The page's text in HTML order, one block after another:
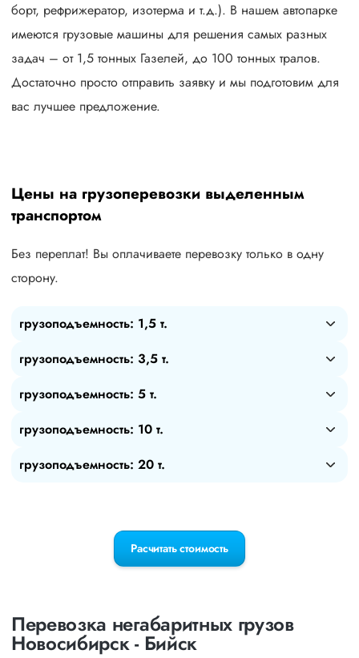
борт, рефрижератор, изотерма и т.д.). В нашем автопарке
имеются грузовые машины для решения самых разных
задач – от 1,5 тонных Газелей, до 100 тонных тралов.
Достаточно просто отправить заявку и мы подготовим для
вас лучшее предложение.
Цены на грузоперевозки выделенным
транспортом
Без переплат! Вы оплачиваете перевозку только в одну
сторону.
грузоподъемность: 1,5 т.
грузоподъемность: 3,5 т.
грузоподъемность: 5 т.
грузоподъемность: 10 т.
грузоподъемность: 20 т.
Расчитать стоимость
Перевозка негабаритных грузов
Новосибирск - Бийск